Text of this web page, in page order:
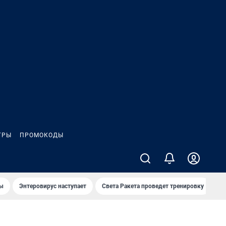
ПРОМОКОДЫ
Энтеровирус наступает Света Ракета проведет тренировку